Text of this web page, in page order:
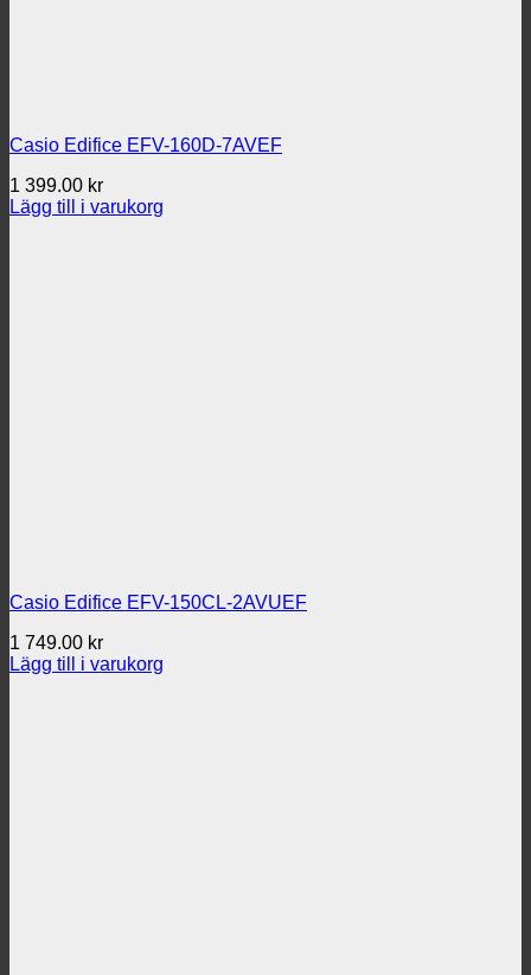
Casio Edifice EFV-160D-7AVEF
1 399.00 kr
Lägg till i varukorg
Casio Edifice EFV-150CL-2AVUEF
1 749.00 kr
Lägg till i varukorg